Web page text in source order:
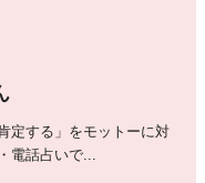
定する」をモットーに対
電話占いで...